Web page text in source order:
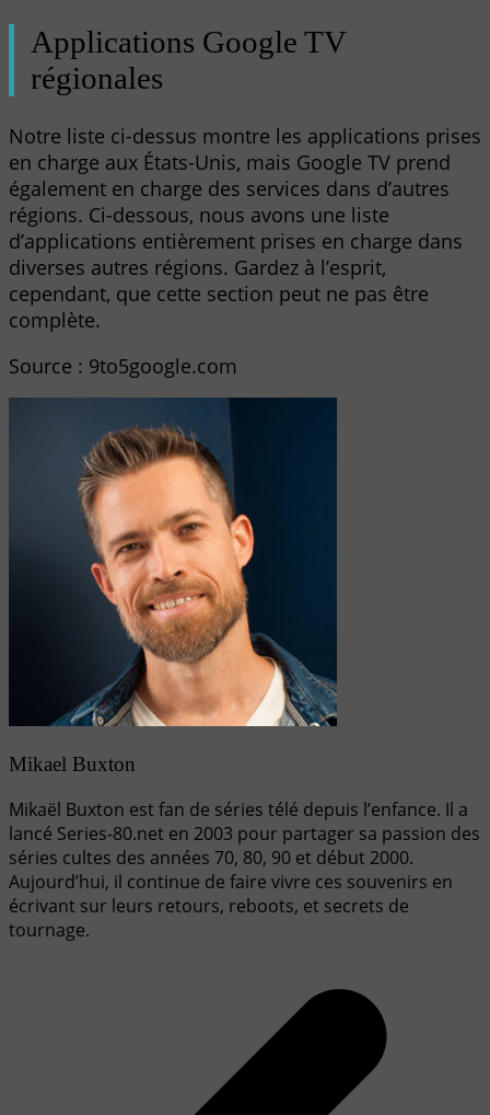
Applications Google TV
régionales
Notre liste ci-dessus montre les applications prises
en charge aux États-Unis, mais Google TV prend
également en charge des services dans d’autres
régions. Ci-dessous, nous avons une liste
d’applications entièrement prises en charge dans
diverses autres régions. Gardez à l’esprit,
cependant, que cette section peut ne pas être
complète.
Source : 9to5google.com
Mikael Buxton
Mikaël Buxton est fan de séries télé depuis l’enfance. Il a
lancé Series-80.net en 2003 pour partager sa passion des
séries cultes des années 70, 80, 90 et début 2000.
Aujourd’hui, il continue de faire vivre ces souvenirs en
écrivant sur leurs retours, reboots, et secrets de
tournage.